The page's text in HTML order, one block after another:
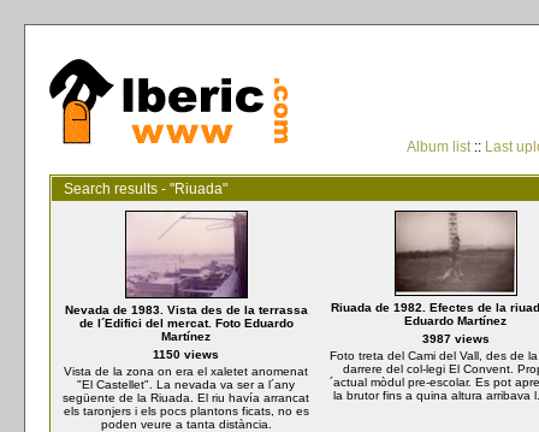
Album list:: Last
Search results - "Riuada"
Nevada de 1983. Vista des de la terrassa
de l´Edifici del mercat. Foto Eduardo
Martínez
1150 views
Vista de la zona on era el xaletet anomenat
"El Castellet". La nevada va ser a l´any
següente de la Riuada. El riu havía arrancat
els taronjers i els pocs plantons ficats, no es
poden veure a tanta distància.
Riuada de 1982. Efectes de la
Eduardo Martínez
3987 views
Foto treta del Cami del Vall, des de
darrere del col-legi El Convent.
´actual mòdul pre-escolar. Es pot
la brutor fins a quina altura arribava